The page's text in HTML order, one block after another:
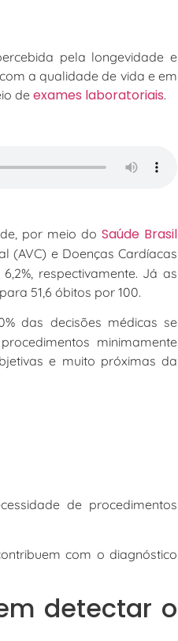
pela longevidade e
a qualidade de vida e em
de exames laboratoriais.
por meio do Saúde Brasil
(AVC) e Doenças Cardíacas
respectivamente. Já as
51,6 óbitos por 100.
das decisões médicas se
minimamente
e muito próximas da
de procedimentos
com o diagnóstico
detectar o